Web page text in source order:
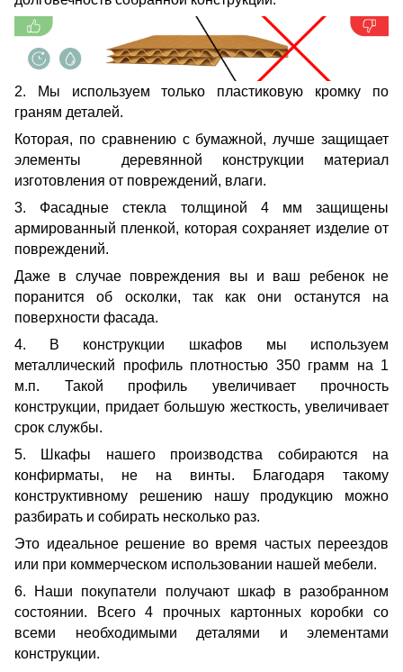
2. Мы используем только пластиковую кромку по
граням деталей.
Которая, по сравнению с бумажной, лучше защищает
элементы деревянной конструкции материал
изготовления от повреждений, влаги.
3. Фасадные стекла толщиной 4 мм защищены
армированный пленкой, которая сохраняет изделие от
повреждений.
Даже в случае повреждения вы и ваш ребенок не
поранится об осколки, так как они останутся на
поверхности фасада.
4. В конструкции шкафов мы используем
металлический профиль плотностью 350 грамм на 1
м.п. Такой профиль увеличивает прочность
конструкции, придает большую жесткость, увеличивает
срок службы.
5. Шкафы нашего производства собираются на
конфирматы, не на винты. Благодаря такому
конструктивному решению нашу продукцию можно
разбирать и собирать несколько раз.
Это идеальное решение во время частых переездов
или при коммерческом использовании нашей мебели.
6. Наши покупатели получают шкаф в разобранном
состоянии. Всего 4 прочных картонных коробки со
всеми необходимыми деталями и элементами
конструкции.